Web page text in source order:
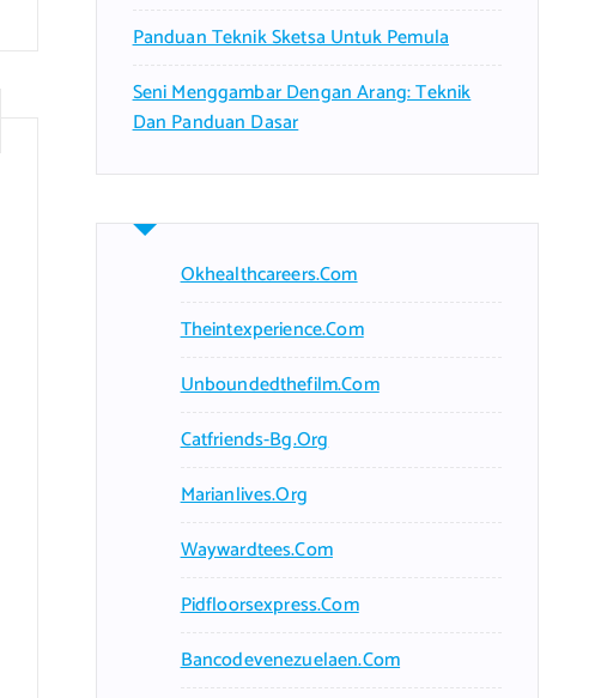
Panduan Teknik Sketsa Untuk Pemula
Seni Menggambar Dengan Arang: Teknik
Dan Panduan Dasar
Okhealthcareers.com
Theintexperience.com
Unboundedthefilm.com
Catfriends-Bg.org
Marianlives.org
Waywardtees.com
Pidfloorsexpress.com
Bancodevenezuelaen.com